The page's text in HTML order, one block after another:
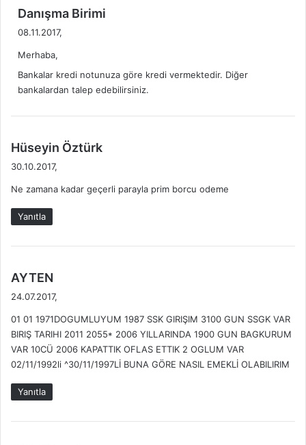
Danışma Birimi
k
i
08.11.2017,
Merhaba,
Bankalar kredi notunuza göre kredi vermektedir. Diğer
bankalardan talep edebilirsiniz.
Hüseyin Öztürk
i
30.10.2017,
Ne zamana kadar geçerli parayla prim borcu odeme
Yanıtla
AYTEN
e
i
k
:
24.07.2017,
01 01 1971DOGUMLUYUM 1987 SSK GIRIŞIM 3100 GUN SSGK VAR
BIRIŞ TARIHI 2011 2055* 2006 YILLARINDA 1900 GUN BAGKURUM
VAR 10CÜ 2006 KAPATTIK OFLAS ETTIK 2 OGLUM VAR
02/11/1992li ^30/11/1997Lİ BUNA GÖRE NASIL EMEKLİ OLABILIRIM
Yanıtla